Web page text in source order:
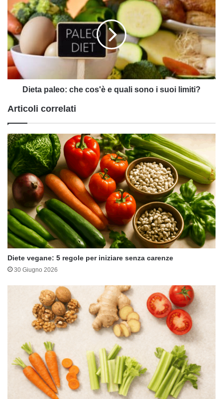
paleo:
che
cos'è
e
quali
sono
i
suoi
limiti?Dieta paleo: che cos'è e quali sono i suoi limiti?
Articoli correlati
Diete vegane: 5 regole per iniziare senza carenze
30 Giugno 2026